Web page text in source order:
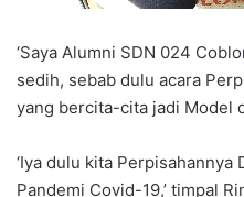
‘Saya Alumni SDN 024
sedih, sebab dulu acara
yang bercita-cita jadi Model
‘Iya dulu kita Perpisahannya
Pandemi Covid-19,’ timpal